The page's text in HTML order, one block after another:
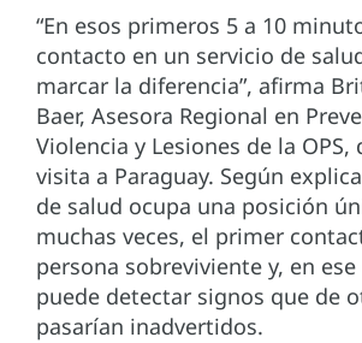
“En esos primeros 5 a 10
contacto en un servicio de
marcar la diferencia”, afirma
Baer, Asesora Regional en
Violencia y Lesiones de la OPS,
visita a Paraguay. Según
de salud ocupa una posición
muchas veces, el primer
persona sobreviviente y, en
puede detectar signos que de
pasarían inadvertidos.